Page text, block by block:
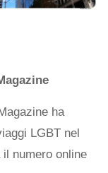
ha
LGBT nel
numero online